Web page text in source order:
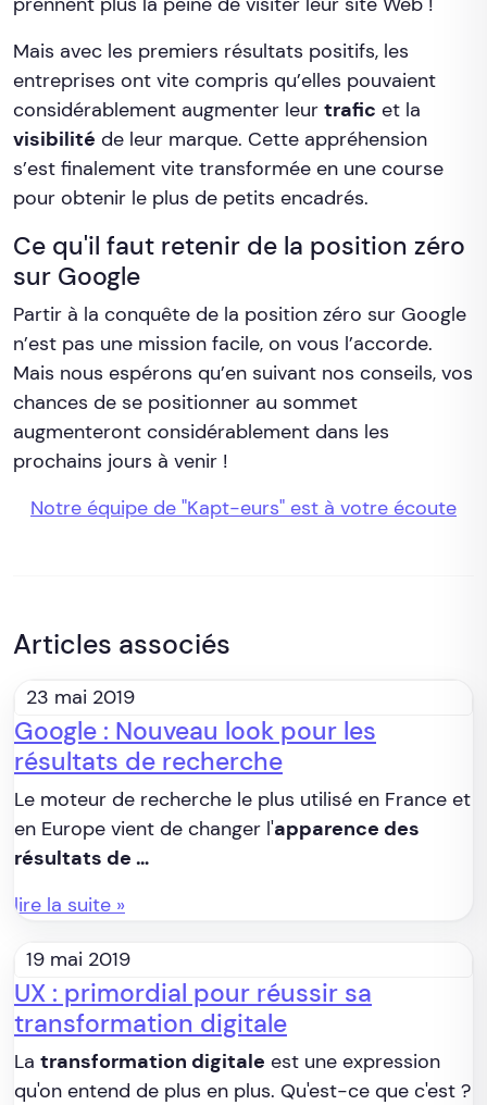
Mais avec les premiers résultats positifs, les
entreprises ont vite compris qu’elles pouvaient
considérablement augmenter leur trafic et la
visibilité de leur marque. Cette appréhension
s’est finalement vite transformée en une course
pour obtenir le plus de petits encadrés.
Ce qu'il faut retenir de la position zéro
sur Google
Partir à la conquête de la position zéro sur Google
n’est pas une mission facile, on vous l’accorde.
Mais nous espérons qu’en suivant nos conseils, vos
chances de se positionner au sommet
augmenteront considérablement dans les
prochains jours à venir !
Notre équipe de "Kapt-eurs" est à votre écoute
Articles associés
23 mai 2019
Google : Nouveau look pour les
résultats de recherche
Le moteur de recherche le plus utilisé en France et
en Europe vient de changer l'apparence des
résultats de …
lire la suite »
19 mai 2019
UX : primordial pour réussir sa
transformation digitale
La transformation digitale est une expression
qu'on entend de plus en plus. Qu'est-ce que c'est ?